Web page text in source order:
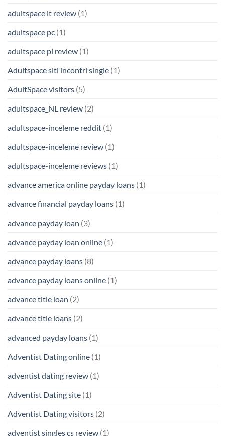
adultspace it review (1)
adultspace pc (1)
adultspace pl review (1)
Adultspace siti incontri single (1)
AdultSpace visitors (5)
adultspace_NL review (2)
adultspace-inceleme reddit (1)
adultspace-inceleme review (1)
adultspace-inceleme reviews (1)
advance america online payday loans (1)
advance financial payday loans (1)
advance payday loan (3)
advance payday loan online (1)
advance payday loans (8)
advance payday loans online (1)
advance title loan (2)
advance title loans (2)
advanced payday loans (1)
Adventist Dating online (1)
adventist dating review (1)
Adventist Dating site (1)
Adventist Dating visitors (2)
adventist singles cs review (1)